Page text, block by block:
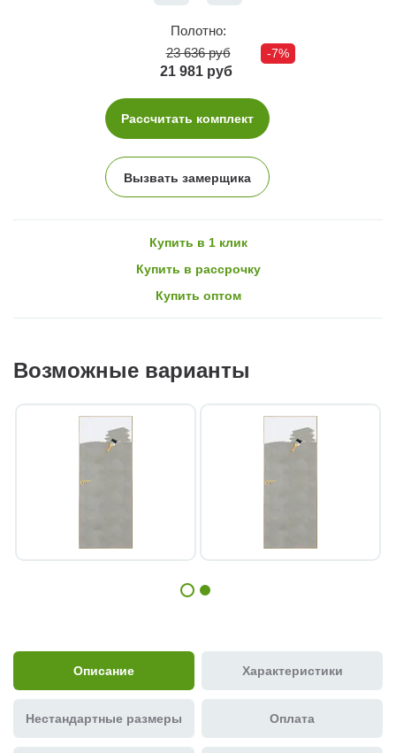
Полотно:
23 636 руб
-7%
21 981 руб
Рассчитать комплект
Вызвать замерщика
Купить в 1 клик
Купить в рассрочку
Купить оптом
Возможные варианты
Описание Характеристики
Нестандартные размеры Оплата